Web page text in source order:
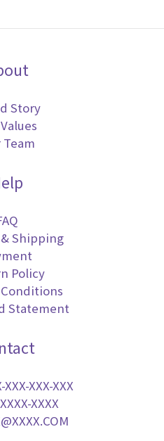
Story
Team
Shipping
Policy
Statement
XXX-XXX
XXXX